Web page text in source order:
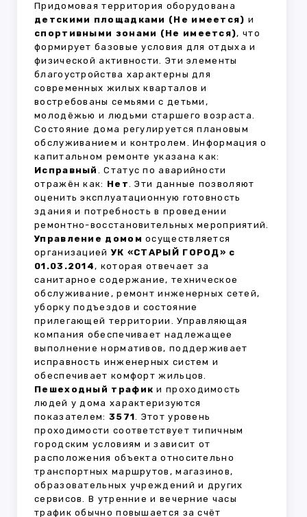
Придомовая территория оборудована
детскими площадками (Не имеется) и
спортивными зонами (Не имеется), что
формирует базовые условия для отдыха и
физической активности. Эти элементы
благоустройства характерны для
современных жилых кварталов и
востребованы семьями с детьми,
молодёжью и людьми старшего возраста.
Состояние дома регулируется плановым
обслуживанием и контролем. Информация о
капитальном ремонте указана как:
Исправный . Статус по аварийности
отражён как: Нет. Эти данные позволяют
оценить эксплуатационную готовность
здания и потребность в проведении
ремонтно-восстановительных мероприятий.
Управление домом осуществляется
организациейУК «СТАРЫЙ ГОРОД» с
01.03.2014, которая отвечает за
санитарное содержание, техническое
обслуживание, ремонт инженерных сетей,
уборку подъездов и состояние
прилегающей территории. Управляющая
компания обеспечивает надлежащее
выполнение нормативов, поддерживает
исправность инженерных систем и
обеспечивает комфорт жильцов.
Пешеходный трафик и проходимость
людей у дома характеризуются
показателем: 3571. Этот уровень
проходимости соответствует типичным
городским условиям и зависит от
расположения объекта относительно
транспортных маршрутов, магазинов,
образовательных учреждений и других
сервисов. В утренние и вечерние часы
трафик обычно повышается за счёт